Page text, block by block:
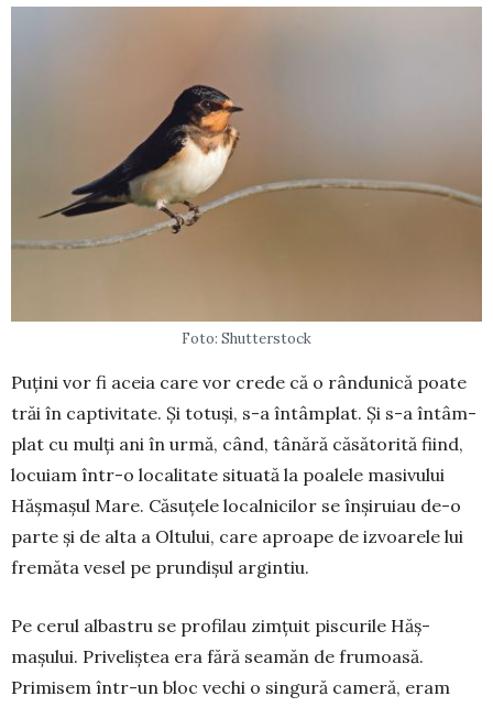
Foto: Shutterstock
Puțini vor fi aceia care vor crede că o rân­du­nică poate
trăi în captivitate. Și totuși, s-a întâmplat. Și s-a în­tâm­
plat cu mulți ani în urmă, când, tânără că­sătorită fiind,
locuiam în­tr-o localitate si­tuată la poalele masivului
Hăș­mașul Mare. Căsuțele localnicilor se înșiruiau de-o
parte și de alta a Oltului, care aproape de izvoarele lui
fremăta vesel pe prundișul argintiu.
Pe cerul albastru se profilau zimțuit piscu­rile Hăș­
mașului. Priveliștea era fără sea­­măn de fru­moa­să.
Primisem într-un bloc vechi o singură cameră, eram